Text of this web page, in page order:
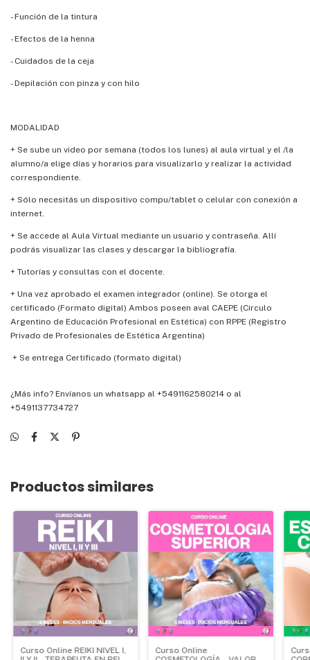
- Función de la tintura
- Efectos de la henna
- Cuidados de la ceja
- Depilación con pinza y con hilo
MODALIDAD
+ Se sube un video por semana (todos los lunes) al aula virtual y el /la
alumno/a elige días y horarios para visualizarlo y realizar la actividad
correspondiente.
+ Sólo necesitás un dispositivo compu/tablet o celular con conexión a
internet.
+ Se accede al Aula Virtual mediante un usuario y contraseña. Allí
podrás visualizar las clases y descargar la bibliografía.
+ Tutorías y consultas con el docente.
+ Una vez aprobado el examen integrador (online). Se otorga el
certificado (Formato digital) Ambos poseen aval CAEPE (Circulo
Argentino de Educación Profesional en Estética) con RPPE (Registro
Privado de Profesionales de Estética Argentina)
+ Se entrega Certificado (formato digital)
¿Más info? Envíanos un whatsapp al +5491162580214 o al
+5491137734727
Productos similares
Curso Online REIKI NIVEL I,
Curso Online